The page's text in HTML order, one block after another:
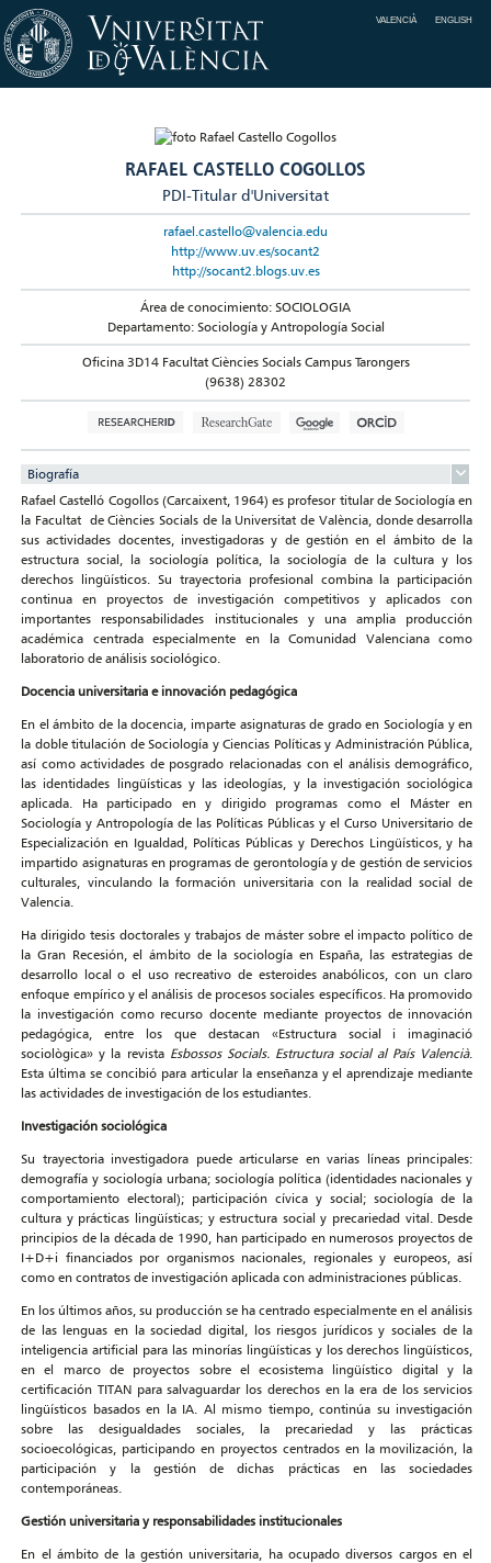
VALENCIÀ ENGLISH
RAFAEL CASTELLO COGOLLOS
PDI-Titular d'Universitat
rafael.castello@valencia.edu
http://www.uv.es/socant2
http://socant2.blogs.uv.es
Área de conocimiento: SOCIOLOGIA
Departamento: Sociología y Antropología Social
Oficina 3D14 Facultat Ciències Socials Campus Tarongers
(9638) 28302
Biografía
Rafael Castelló Cogollos (Carcaixent, 1964) es profesor titular de Sociología en
la Facultat de Ciències Socials de la Universitat de València, donde desarrolla
sus actividades docentes, investigadoras y de gestión en el ámbito de la
estructura social, la sociología política, la sociología de la cultura y los
derechos lingüísticos. Su trayectoria profesional combina la participación
continua en proyectos de investigación competitivos y aplicados con
importantes responsabilidades institucionales y una amplia producción
académica centrada especialmente en la Comunidad Valenciana como
laboratorio de análisis sociológico.
Docencia universitaria e innovación pedagógica
En el ámbito de la docencia, imparte asignaturas de grado en Sociología y en
la doble titulación de Sociología y Ciencias Políticas y Administración Pública,
así como actividades de posgrado relacionadas con el análisis demográfico,
las identidades lingüísticas y las ideologías, y la investigación sociológica
aplicada. Ha participado en y dirigido programas como el Máster en
Sociología y Antropología de las Políticas Públicas y el Curso Universitario de
Especialización en Igualdad, Políticas Públicas y Derechos Lingüísticos, y ha
impartido asignaturas en programas de gerontología y de gestión de servicios
culturales, vinculando la formación universitaria con la realidad social de
Valencia.
Ha dirigido tesis doctorales y trabajos de máster sobre el impacto político de
la Gran Recesión, el ámbito de la sociología en España, las estrategias de
desarrollo local o el uso recreativo de esteroides anabólicos, con un claro
enfoque empírico y el análisis de procesos sociales específicos. Ha promovido
la investigación como recurso docente mediante proyectos de innovación
pedagógica, entre los que destacan «Estructura social i imaginació
sociològica» y la revista Esbossos Socials. Estructura social al País Valencià.
Esta última se concibió para articular la enseñanza y el aprendizaje mediante
las actividades de investigación de los estudiantes.
Investigación sociológica
Su trayectoria investigadora puede articularse en varias líneas principales:
demografía y sociología urbana; sociología política (identidades nacionales y
comportamiento electoral); participación cívica y social; sociología de la
cultura y prácticas lingüísticas; y estructura social y precariedad vital. Desde
principios de la década de 1990, han participado en numerosos proyectos de
I+D+i financiados por organismos nacionales, regionales y europeos, así
como en contratos de investigación aplicada con administraciones públicas.
En los últimos años, su producción se ha centrado especialmente en el análisis
de las lenguas en la sociedad digital, los riesgos jurídicos y sociales de la
inteligencia artificial para las minorías lingüísticas y los derechos lingüísticos,
en el marco de proyectos sobre el ecosistema lingüístico digital y la
certificación TITAN para salvaguardar los derechos en la era de los servicios
lingüísticos basados en la IA. Al mismo tiempo, continúa su investigación
sobre las desigualdades sociales, la precariedad y las prácticas
socioecológicas, participando en proyectos centrados en la movilización, la
participación y la gestión de dichas prácticas en las sociedades
contemporáneas.
Gestión universitaria y responsabilidades institucionales
En el ámbito de la gestión universitaria, ha ocupado diversos cargos en el